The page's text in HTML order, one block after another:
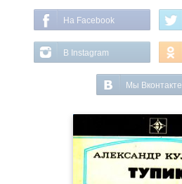
На Facebook
В Instagram
Мы Вконтакте